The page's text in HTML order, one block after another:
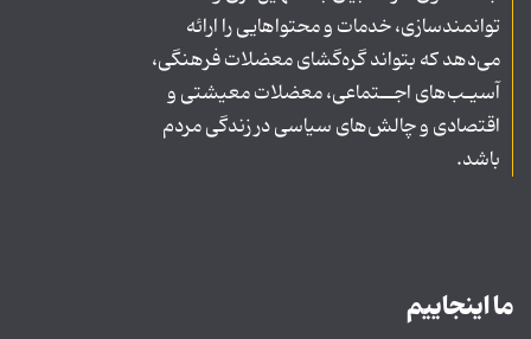
توانمندسازی، خدمات و محتواهایی را ارائه
می‌دهد که بتواند گره‌گشای معضلات فرهنگی،
آسیـب‌های اجــتماعی، معضلات معیشتی و
اقتصادی و چالش‌های سیاسی در زندگی مردم
باشد.
ما اینجاییم